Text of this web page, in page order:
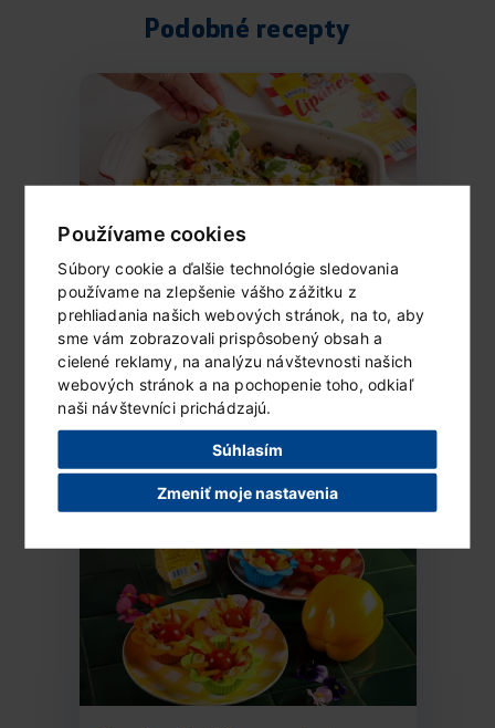
Používame cookies
Súbory cookie a ďalšie technológie sledovania
používame na zlepšenie vášho zážitku z
prehliadania našich webových stránok, na to, aby
sme vám zobrazovali prispôsobený obsah a
cielené reklamy, na analýzu návštevnosti našich
webových stránok a na pochopenie toho, odkiaľ
naši návštevníci prichádzajú.
Súhlasím
Zmeniť moje nastavenia
Podobné recepty
Zapečené nachos
Ingrediencie (2 porcie) 1 balenie goudy
Lipánek 100 g slaných tortilla...